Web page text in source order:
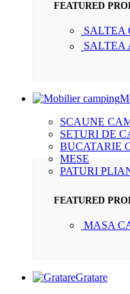
FEATURED
SALTEA
SALTEA
SCAUNE
SETURI DE
BUCATARIE
MESE
PATURI
FEATURED
MASA
Gratare